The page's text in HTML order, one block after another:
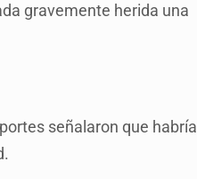
gravemente herida una
señalaron que habría